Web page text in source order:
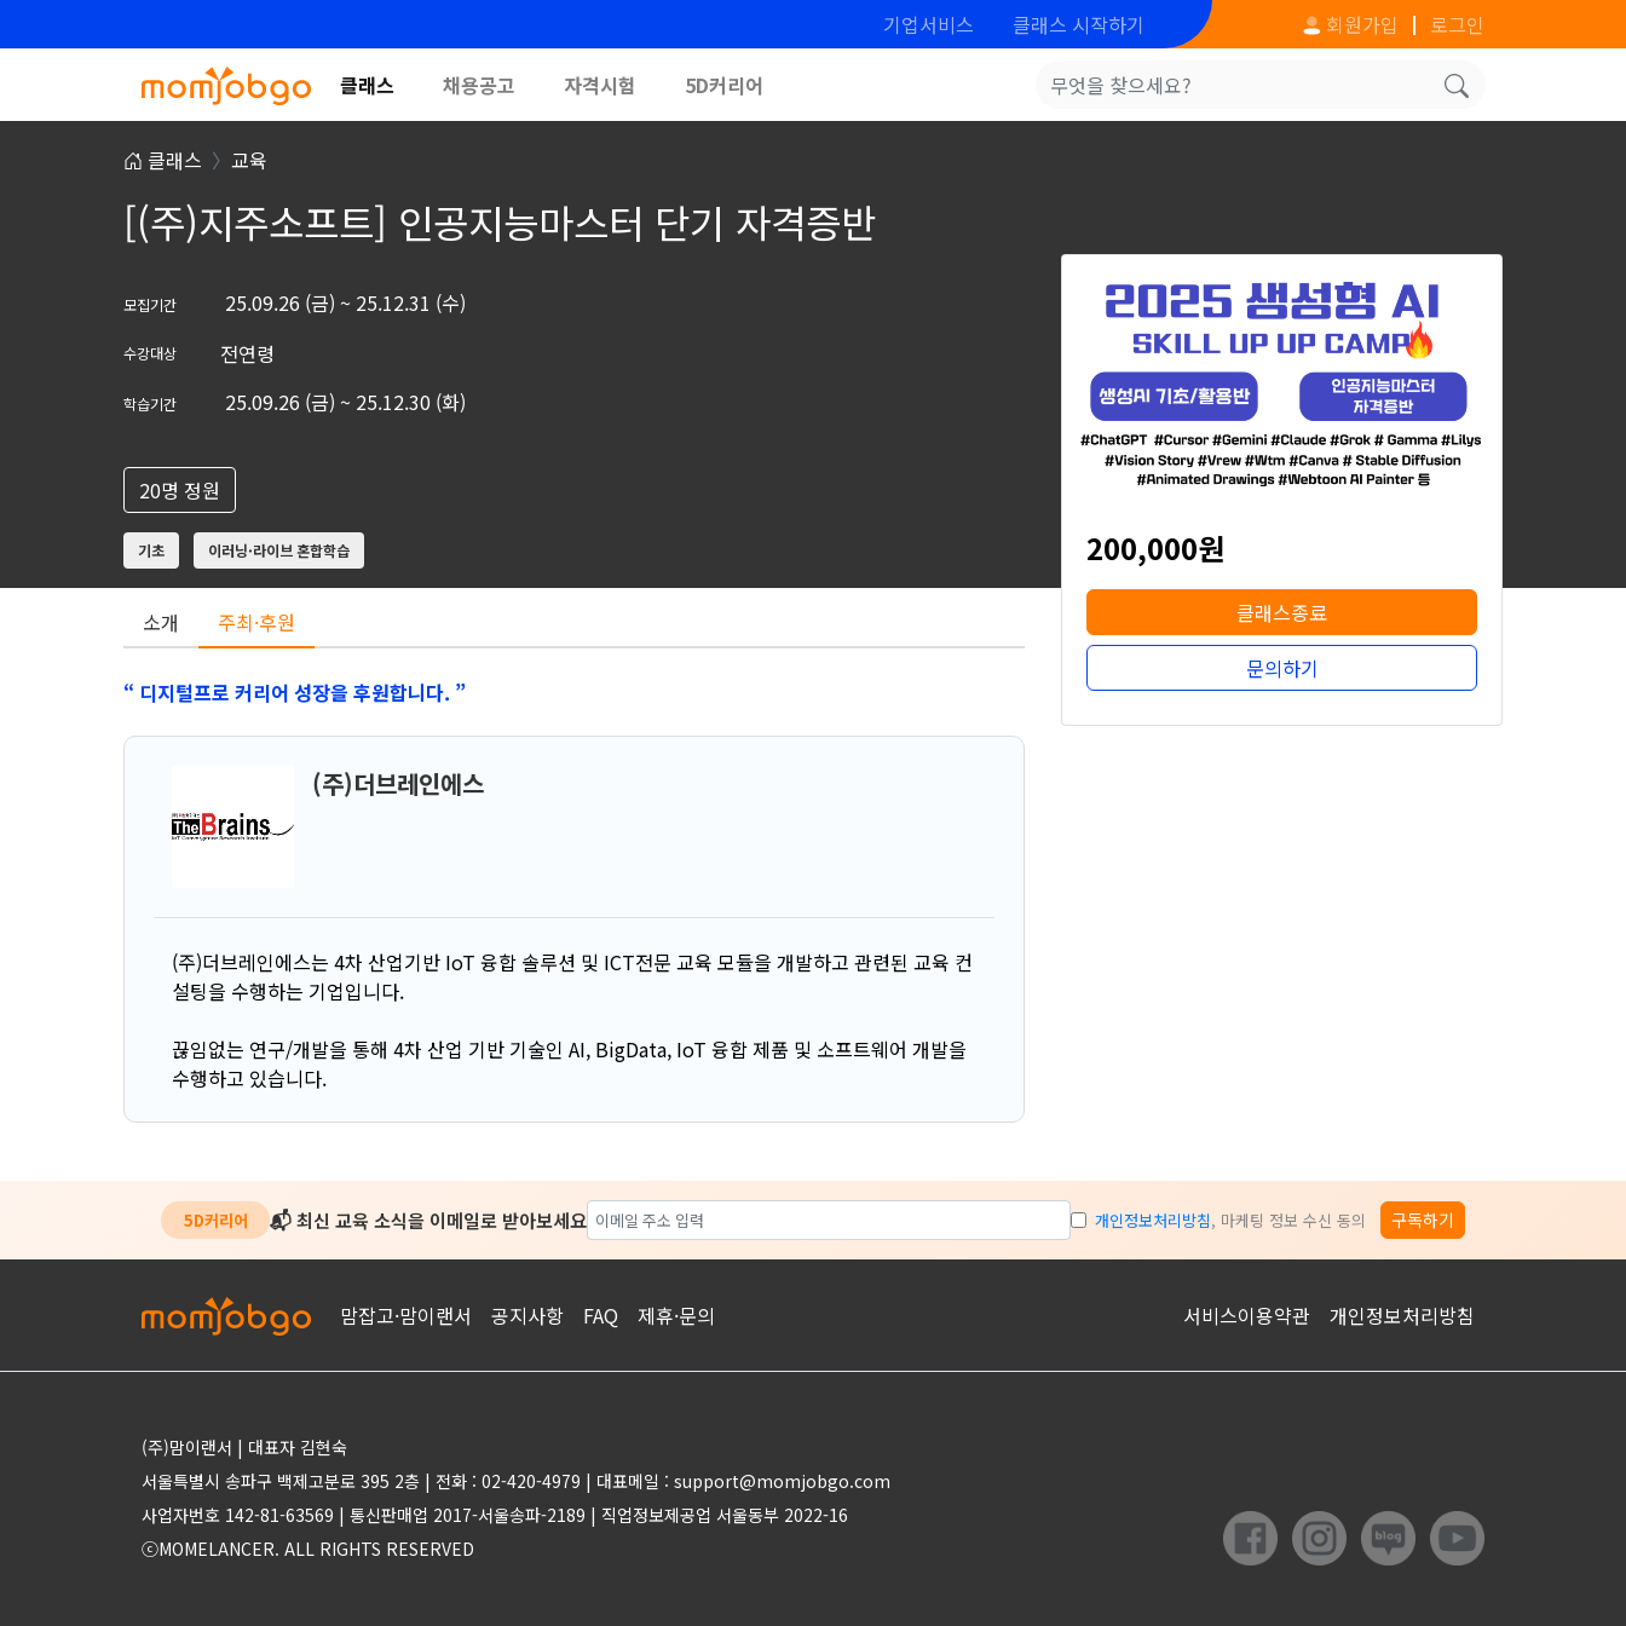
기업서비스 클래스 시작하기 회원가입 로그인
클래스 채용공고 자격시험 5D커리어
클래스 교육
[(주)지주소프트] 인공지능마스터 단기 자격증반
모집기간 25.09.26 (금) ~ 25.12.31 (수)
수강대상 전연령
학습기간 25.09.26 (금) ~ 25.12.30 (화)
20명 정원
기초 이러닝·라이브 혼합학습 200,000원
클래스종료
문의하기
소개 주최·후원
“ 디지털프로 커리어 성장을 후원합니다. ”
(주)더브레인에스
(주)더브레인에스는 4차 산업기반 IoT 융합 솔루션 및 ICT전문 교육 모듈을 개발하고 관련된 교육 컨
설팅을 수행하는 기업입니다.
끊임없는 연구/개발을 통해 4차 산업 기반 기술인 AI, BigData, IoT 융합 제품 및 소프트웨어 개발을
수행하고 있습니다.
5D커리어 📬 최신 교육 소식을 이메일로 받아보세요 개인정보처리방침, 마케팅 정보 수신 동의 구독하기
맘잡고·맘이랜서 공지사항 FAQ 제휴·문의 서비스이용약관 개인정보처리방침
(주)맘이랜서 | 대표자 김현숙
서울특별시 송파구 백제고분로 395 2층 | 전화 : 02-420-4979 | 대표메일 : support@momjobgo.com
사업자번호 142-81-63569 | 통신판매업 2017-서울송파-2189 | 직업정보제공업 서울동부 2022-16
ⓒMOMELANCER. ALL RIGHTS RESERVED